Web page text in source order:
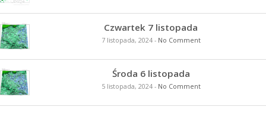
Czwartek 7 listopada
7 listopada, 2024- No Comment
Środa 6 listopada
5 listopada, 2024- No Comment